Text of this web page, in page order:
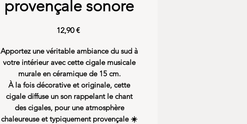
provençale sonore
12,90 €Precio
Apportez une véritable ambiance du sud à
votre intérieur avec cette cigale musicale
murale en céramique de 15 cm.
À la fois décorative et originale, cette
cigale diffuse un son rappelant le chant
des cigales, pour une atmosphère
chaleureuse et typiquement provençale ☀️